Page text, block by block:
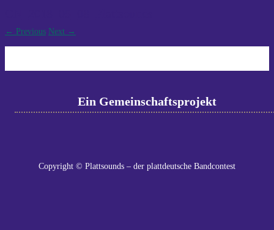
← Previous Next →
Ein Gemeinschaftsprojekt
Copyright © Plattsounds – der plattdeutsche Bandcontest